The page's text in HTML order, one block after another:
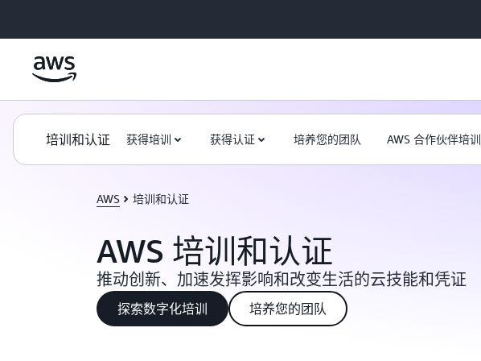
培训和认证 获得培训 获得认证 培养您的团队 AWS 合作伙伴培训
AWS 培训和认证
AWS 培训和认证
推动创新、加速发挥影响和改变生活的云技能和凭证
探索数字化培训 培养您的团队